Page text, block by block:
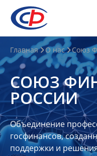
О
нас
О
СФР
Совет
Союза
Участники
Главная О нас Союз
СОЮЗ
РОССИИ
Объединение
госфинансов,
поддержки и